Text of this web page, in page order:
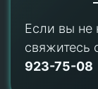
Если вы не
свяжитесь
923-75-08